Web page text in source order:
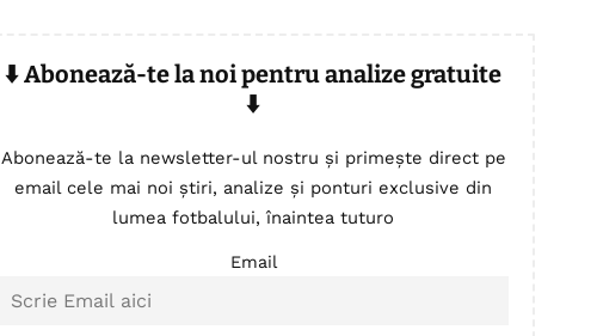
⬇️ Abonează-te la noi pentru analize gratuite
⬇️
Abonează-te la newsletter-ul nostru și primește direct pe
email cele mai noi știri, analize și ponturi exclusive din
lumea fotbalului, înaintea tuturo
Email